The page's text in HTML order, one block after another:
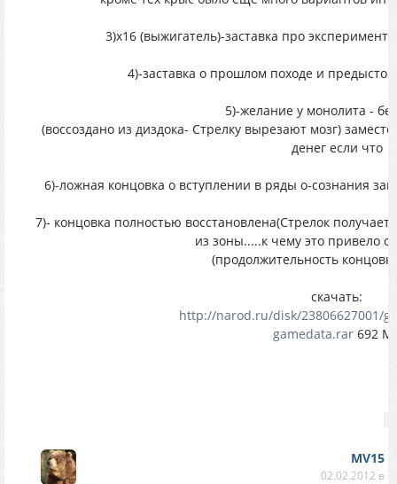
3)x16 (выжигатель)-заставка про
4)-заставка о прошлом походе и
5)-желание у монолита -
(воссоздано из диздока- Стрелку вырезают мозг)
денег если что
6)-ложная концовка о вступлении в ряды о-сознания
7)- концовка полностью восстановлена(Стрелок
из зоны.....к чему это привело
(продолжительность
скачать:
http://narod.ru/disk/23806627001/
gamedata.rar692
MV15
02.02.2012 в